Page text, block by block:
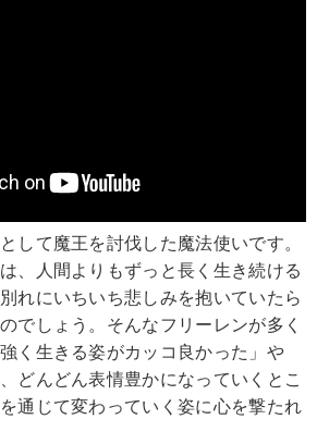
して魔王を討伐した魔法使いです。
、人間よりもずっと長く生き続ける
れにいちいち悲しみを抱いていたら
でしょう。そんなフリーレンが多く
く生きる姿がカッコ良かった」や
どんどん表情豊かになっていくとこ
通じて変わっていく姿に心を撃たれ